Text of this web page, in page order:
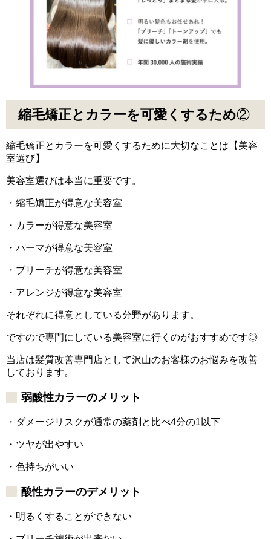
縮毛矯正とカラーを可愛くするため②
縮毛矯正とカラーを可愛くするために大切なことは【美容
室選び】
美容室選びは本当に重要です。
・縮毛矯正が得意な美容室
・カラーが得意な美容室
・パーマが得意な美容室
・ブリーチが得意な美容室
・アレンジが得意な美容室
それぞれに得意としている分野があります。
ですので専門にしている美容室に行くのがおすすめです◎
当店は髪質改善専門店として沢山のお客様のお悩みを改善
しております。
弱酸性カラーのメリット
・ダメージリスクが通常の薬剤と比べ4分の1以下
・ツヤが出やすい
・色持ちがいい
酸性カラーのデメリット
・明るくすることができない